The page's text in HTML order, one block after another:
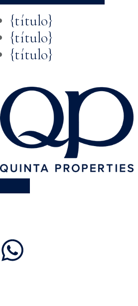
{título}
{título}
{título}